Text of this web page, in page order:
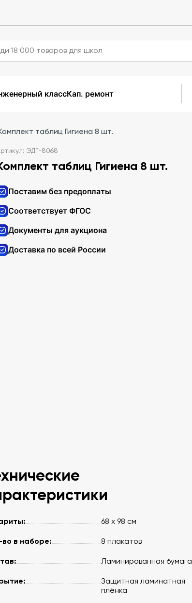
классКап. ремонт
таблиц Гигиена 8 шт.
ЭДГ-8068
таблиц Гигиена 8 шт.
Поставим без предоплаты
Соответствует ФГОС
Документы для аукциона
Доставка по всей России
68 х 98 см
во в наборе: 8 плакатов
Ламинированная бумага
Защитная ламинатная
плёнка